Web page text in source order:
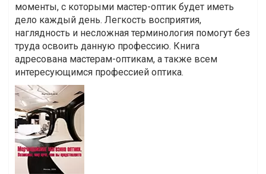
моменты, с которыми мастер-оптик будет иметь
дело каждый день. Легкость восприятия,
наглядность и несложная терминология помогут без
труда освоить данную профессию. Книга
адресована мастерам-оптикам, а также всем
интересующимся профессией оптика.